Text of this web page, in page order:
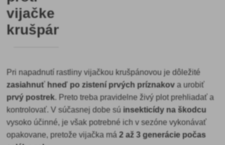
vijačke
krušpánovej
Pri napadnutí rastliny vijačkou krušpánovou je dôležité
zasiahnuť hneď po zistení prvých príznakov a urobiť
prvýpostrek. Preto treba pravidelne živý plot prehliadať a
kontrolovať. V súčasnej dobe sú insekticídy na škodcu
vysoko účinné, je však potrebné ich v sezóne vykonávať
opakovane, pretože vijačka má2 až 3 generácie počas